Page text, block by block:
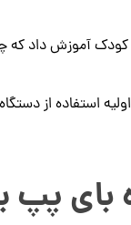
آموزش داد که
استفاده از
بای